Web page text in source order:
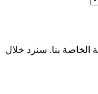
بنا. سنرد خلال